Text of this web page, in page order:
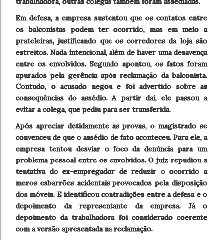
Em defesa, a empresa sustentou que os contatos entre
os balconistas podem ter ocorrido, mas em meio a
prateleiras, justificando que os corredores da loja são
estreitos. Nada intencional, além de haver uma desavença
entre os envolvidos. Segundo apontou, os fatos foram
apurados pela gerência após reclamação da balconista.
Contudo, o acusado negou e foi advertido sobre as
consequências do assédio. A partir daí, ele passou a
evitar a colega, que pediu para ser transferida.
Após apreciar detidamente as provas, o magistrado se
convenceu de que o assédio de fato aconteceu. Para ele, a
empresa tentou desviar o foco da denúncia para um
problema pessoal entre os envolvidos. O juiz repudiou a
tentativa do ex-empregador de reduzir o ocorrido a
meros esbarrões acidentais provocados pela disposição
dos móveis. E identificou contradições entre a defesa e o
depoimento da representante da empresa. Já o
depoimento da trabalhadora foi considerado coerente
com a versão apresentada na reclamação.